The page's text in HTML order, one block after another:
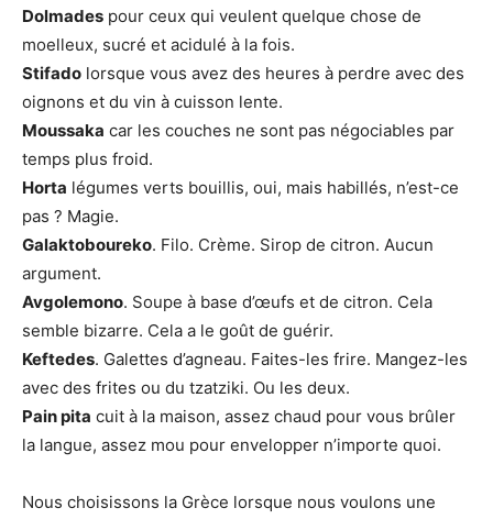
Dolmades pour ceux qui veulent quelque chose de
moelleux, sucré et acidulé à la fois.
Stifado lorsque vous avez des heures à perdre avec des
oignons et du vin à cuisson lente.
Moussaka car les couches ne sont pas négociables par
temps plus froid.
Horta légumes verts bouillis, oui, mais habillés, n’est-ce
pas ? Magie.
Galaktoboureko. Filo. Crème. Sirop de citron. Aucun
argument.
Avgolemono. Soupe à base d’œufs et de citron. Cela
semble bizarre. Cela a le goût de guérir.
Keftedes. Galettes d’agneau. Faites-les frire. Mangez-les
avec des frites ou du tzatziki. Ou les deux.
Pain pita cuit à la maison, assez chaud pour vous brûler
la langue, assez mou pour envelopper n’importe quoi.
Nous choisissons la Grèce lorsque nous voulons une